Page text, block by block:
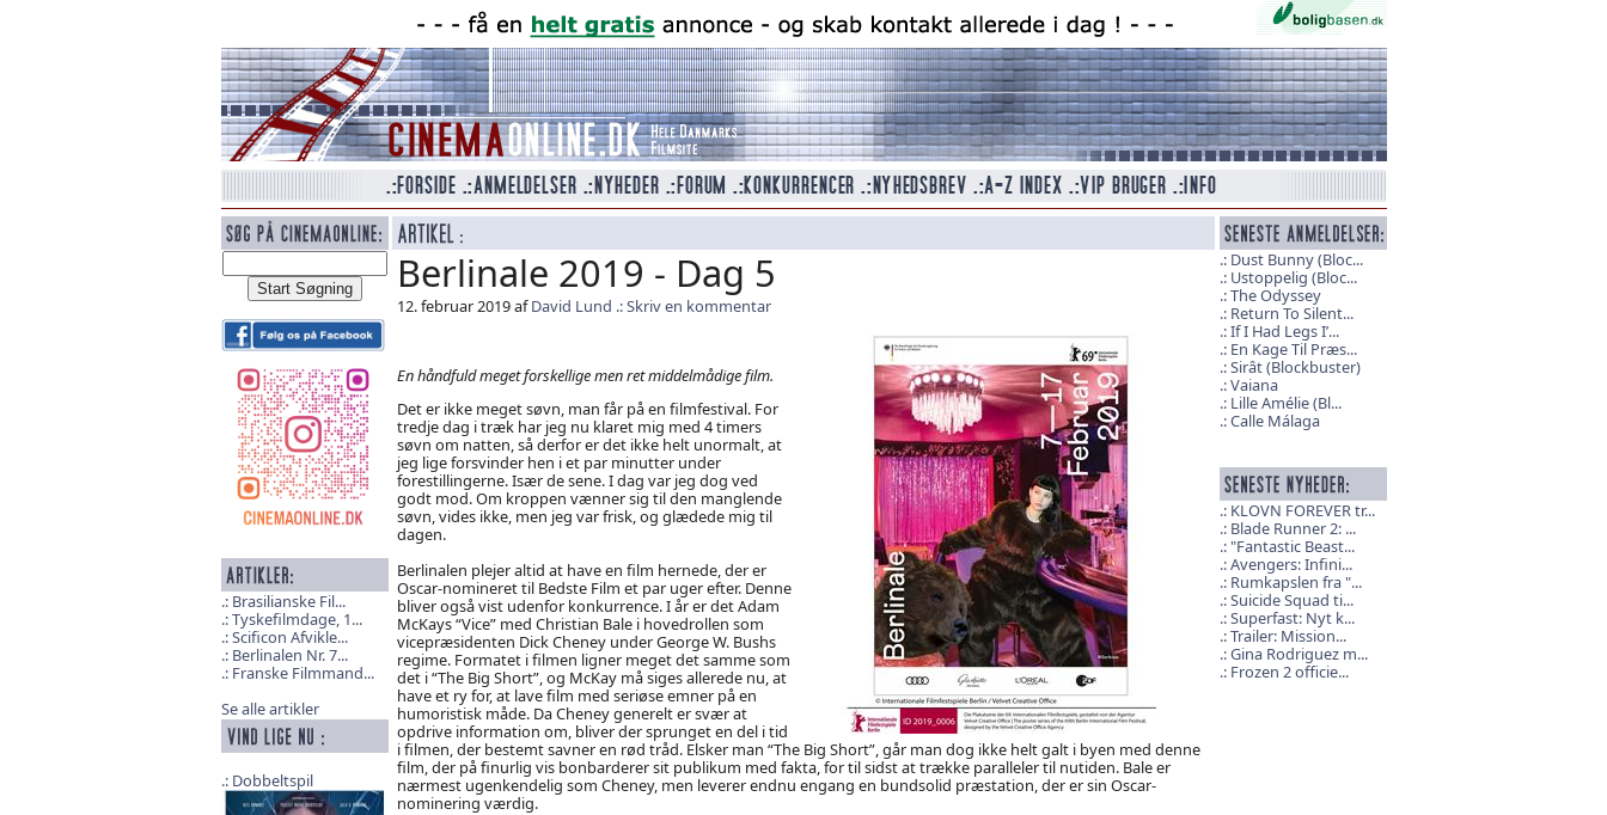
Brasilianske Fil...
Tyskefilmdage, 1...
Scificon Afvikle...
Berlinalen Nr. 7...
Franske Filmmand...
Se alle artikler
Dobbeltspil
Berlinale 2019 - Dag 5
12. februar 2019 afDavid Lund Skriv en kommentar
En håndfuld meget forskellige men ret middelmådige film.
Det er ikke meget søvn, man får på en filmfestival. For
tredje dag i træk har jeg nu klaret mig med 4 timers
søvn om natten, så derfor er det ikke helt unormalt, at
jeg lige forsvinder hen i et par minutter under
forestillingerne. Især de sene. I dag var jeg dog ved
godt mod. Om kroppen vænner sig til den manglende
søvn, vides ikke, men jeg var frisk, og glædede mig til
dagen.
Berlinalen plejer altid at have en film hernede, der er
Oscar-nomineret til Bedste Film et par uger efter. Denne
bliver også vist udenfor konkurrence. I år er det Adam
McKays “Vice” med Christian Bale i hovedrollen som
vicepræsidenten Dick Cheney under George W. Bushs
regime. Formatet i filmen ligner meget det samme som
det i “The Big Short”, og McKay må siges allerede nu, at
have et ry for, at lave film med seriøse emner på en
humoristisk måde. Da Cheney generelt er svær at
opdrive information om, bliver der sprunget en del i tid
i filmen, der bestemt savner en rød tråd. Elsker man “The Big Short”, går man dog ikke helt galt i byen med denne
film, der på finurlig vis bonbarderer sit publikum med fakta, for til sidst at trække paralleler til nutiden. Bale er
nærmest ugenkendelig som Cheney, men leverer endnu engang en bundsolid præstation, der er sin Oscar-
nominering værdig.
Dust Bunny (Bloc...
Ustoppelig (Bloc...
The Odyssey
Return To Silent...
If I Had Legs I’...
En Kage Til Præs...
Sirât (Blockbuster)
Vaiana
Lille Amélie (Bl...
Calle Málaga
KLOVN FOREVER tr...
Blade Runner 2: ...
"Fantastic Beast...
Avengers: Infini...
Rumkapslen fra "...
Suicide Squad ti...
Superfast: Nyt k...
Trailer: Mission...
Gina Rodriguez m...
Frozen 2 officie...